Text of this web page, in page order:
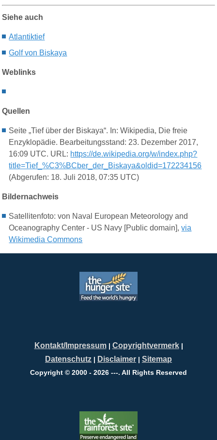
Siehe auch
Atlantiktief
Golf von Biskaya
Weblinks
Quellen
Seite „Tief über der Biskaya“. In: Wikipedia, Die freie
Enzyklopädie. Bearbeitungsstand: 23. Dezember 2017,
16:09 UTC. URL: https://de.wikipedia.org/w/index.php?
title=Tief_%C3%BCber_der_Biskaya&oldid=172234156
(Abgerufen: 18. Juli 2018, 07:35 UTC)
Bildernachweis
Satellitenfoto:von Naval European Meteorology and
Oceanography Center - US Navy [Public domain],via
Wikimedia Commons
Kontakt/Impressum| Copyrightvermerk|
Datenschutz | Disclaimer | Sitemap
Copyright © 2000 - 2026 ---. All Rights Reserved